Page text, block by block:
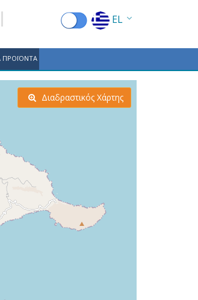
EL
EN
FR
DE
ΠΡΟΪΟΝΤΑ
ΟΡΟΣ ΚΑΛΑΜΟΣ
Διαδραστικός Χάρτης